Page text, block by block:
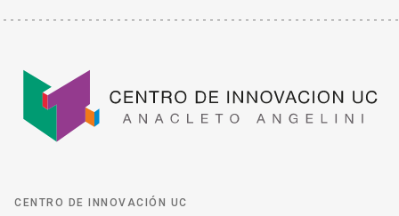
CENTRO DE INNOVACIÓN UC